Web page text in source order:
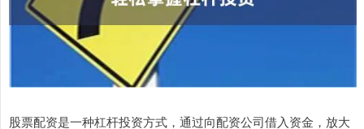
股票配资是一种杠杆投资方式，通过向配资公司借入资金，放大